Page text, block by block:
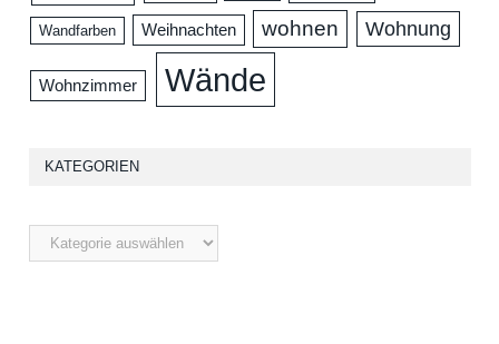
Wandfarben Weihnachten wohnen Wohnung
Wohnzimmer Wände
KATEGORIEN